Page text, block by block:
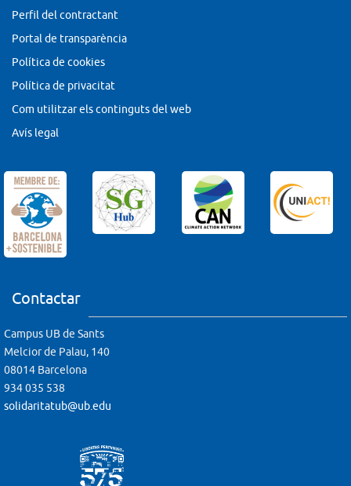
Perfil del contractant
Portal de transparència
Política de cookies
Política de privacitat
Com utilitzar els continguts del web
Avís legal
Contactar
Campus UB de Sants
Melcior de Palau, 140
08014 Barcelona
934 035 538
solidaritatub@ub.edu